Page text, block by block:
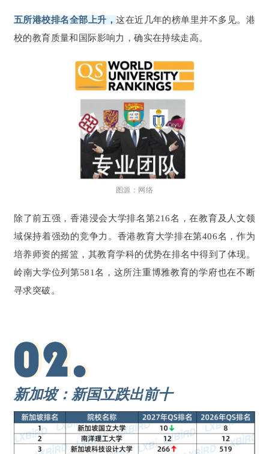
五所港校排名全部上升，这在近几年的榜单里并不多见。港
校的教育质量和国际影响力，确实在持续走高。
图源：网络
除了前五强，香港浸会大学排名第216名，在教育及人文领
域保持着强劲的竞争力。香港教育大学排在第406名，作为
培养师资的摇篮，其教育学科的优势在排名中得到了体现。
岭南大学位列第581名，这所注重博雅教育的学府也在不断
寻求突破。
新加坡：新国立跌出前十